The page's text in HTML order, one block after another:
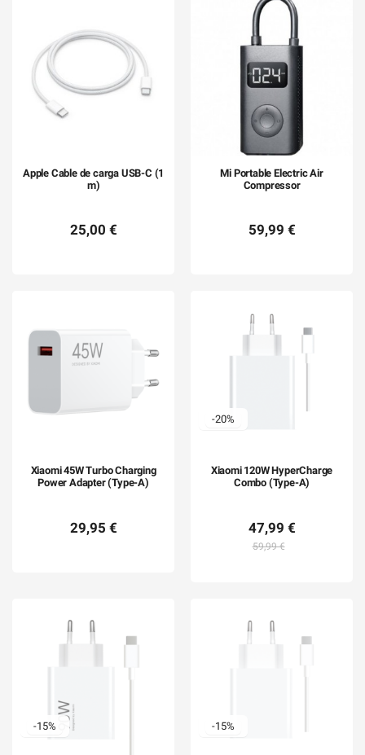
Apple Cable de carga USB-C (1
m)
25,00 €
Mi Portable Electric Air
Compressor
59,99 €
Xiaomi 45W Turbo Charging
Power Adapter (Type-A)
29,95 €
-20%
Xiaomi 120W HyperCharge
Combo (Type-A)
47,99 €
59,99 €
-15% -15%